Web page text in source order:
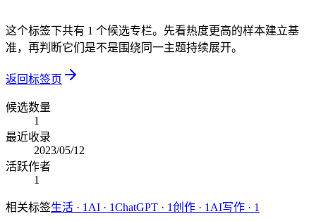
这个标签下共有 1 个候选专栏。先看热度更高的样本建立基
准，再判断它们是不是围绕同一主题持续展开。
返回标签页
候选数量
1
最近收录
2023/05/12
活跃作者
1
相关标签生活 · 1 AI · 1ChatGPT · 1创作 · 1 AI写作 · 1